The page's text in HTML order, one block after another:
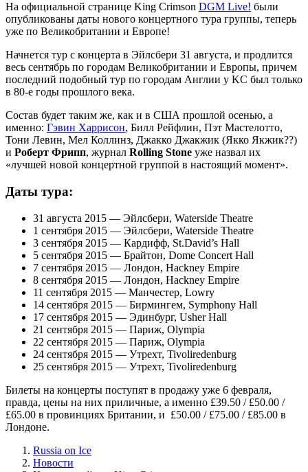
На официальной странице King Crimson DGM Live! были
опубликованы даты нового концертного тура группы, теперь
уже по Великобритании и Европе!
Начнется тур с концерта в Эйлсбери 31 августа, и продлится
весь сентябрь по городам Великобритании и Европы, причем
последний подобный тур по городам Англии у KC был только
в 80-е годы прошлого века.
Состав будет таким же, как и в США прошлой осенью, а
именно: Гэвин Харрисон, Билл Рейфлин, Пэт Мастелотто,
Тони Левин, Мел Коллинз, Джакко Джакжик (Якко Якжик??)
и Роберт Фрипп, журнал Rolling Stone уже назвал их
«лучшей новой концертной группой в настоящий момент».
Даты тура:
31 августa 2015 — Эйлсбери, Waterside Theatre
1 сентября 2015 — Эйлсбери, Waterside Theatre
3 сентября 2015 — Кардифф, St.David’s Hall
5 сентября 2015 — Брайтон, Dome Concert Hall
7 сентября 2015 — Лондон, Hackney Empire
8 сентября 2015 — Лондон, Hackney Empire
11 сентября 2015 — Манчестер, Lowry
14 сентября 2015 — Бирмингем, Symphony Hall
17 сентября 2015 — Эдинбург, Usher Hall
21 сентября 2015 — Париж, Olympia
22 сентября 2015 — Париж, Olympia
24 сентября 2015 — Утрехт, Tivoliredenburg
25 сентября 2015 — Утрехт, Tivoliredenburg
Билеты на концерты поступят в продажу уже 6 февраля,
правда, цены на них приличные, а именно £39.50 / £50.00 /
£65.00 в провинциях Британии, и £50.00 / £75.00 / £85.00 в
Лондоне.
Russia on Ice
Новости